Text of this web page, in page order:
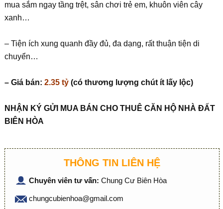
mua sắm ngay tầng trệt, sân chơi trẻ em, khuôn viên cây
xanh…
– Tiện ích xung quanh đầy đủ, đa dạng, rất thuận tiện di
chuyển…
– Giá bán: 2.35 tỷ(có thương lượng chút ít lấy lộc)
NHẬN KÝ GỬI MUA BÁN CHO THUÊ CĂN HỘ NHÀ ĐẤT
BIÊN HÒA
THÔNG TIN LIÊN HỆ
Chuyên viên tư vấn: Chung Cư Biên Hòa
chungcubienhoa@gmail.com